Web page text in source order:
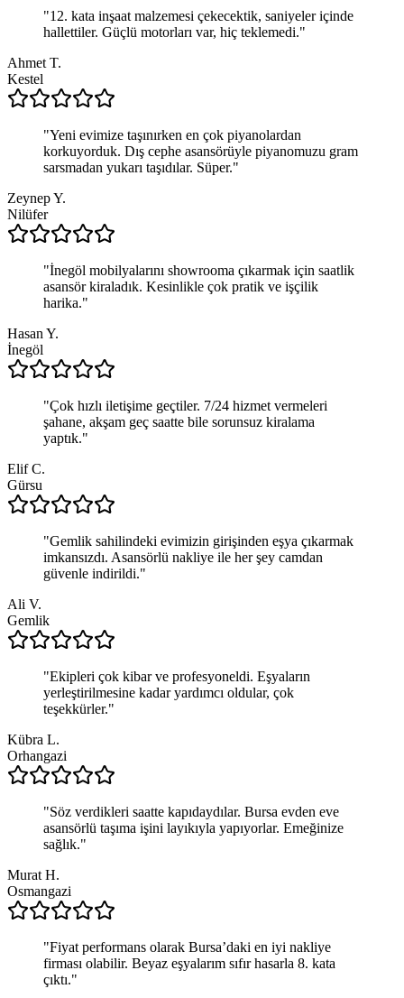
"12. kata inşaat malzemesi çekecektik, saniyeler içinde
hallettiler. Güçlü motorları var, hiç teklemedi."
Ahmet T.
Kestel
"Yeni evimize taşınırken en çok piyanolardan
korkuyorduk. Dış cephe asansörüyle piyanomuzu gram
sarsmadan yukarı taşıdılar. Süper."
Zeynep Y.
Nilüfer
"İnegöl mobilyalarını showrooma çıkarmak için saatlik
asansör kiraladık. Kesinlikle çok pratik ve işçilik
harika."
Hasan Y.
İnegöl
"Çok hızlı iletişime geçtiler. 7/24 hizmet vermeleri
şahane, akşam geç saatte bile sorunsuz kiralama
yaptık."
Elif C.
Gürsu
"Gemlik sahilindeki evimizin girişinden eşya çıkarmak
imkansızdı. Asansörlü nakliye ile her şey camdan
güvenle indirildi."
Ali V.
Gemlik
"Ekipleri çok kibar ve profesyoneldi. Eşyaların
yerleştirilmesine kadar yardımcı oldular, çok
teşekkürler."
Kübra L.
Orhangazi
"Söz verdikleri saatte kapıdaydılar. Bursa evden eve
asansörlü taşıma işini layıkıyla yapıyorlar. Emeğinize
sağlık."
Murat H.
Osmangazi
"Fiyat performans olarak Bursa’daki en iyi nakliye
firması olabilir. Beyaz eşyalarım sıfır hasarla 8. kata
çıktı."